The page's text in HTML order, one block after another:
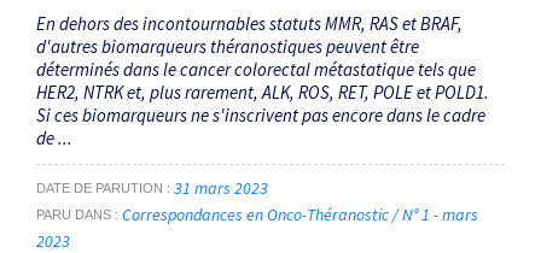
En dehors des incontournables statuts MMR, RAS et BRAF,
d'autres biomarqueurs théranostiques peuvent être
déterminés dans le cancer colorectal métastatique tels que
HER2, NTRK et, plus rarement, ALK, ROS, RET, POLE et POLD1.
Si ces biomarqueurs ne s'inscrivent pas encore dans le cadre
de ...
DATE DE PARUTION 31 mars 2023
PARU DANS
Correspondances en Onco-Théranostic / N° 1 - mars
2023